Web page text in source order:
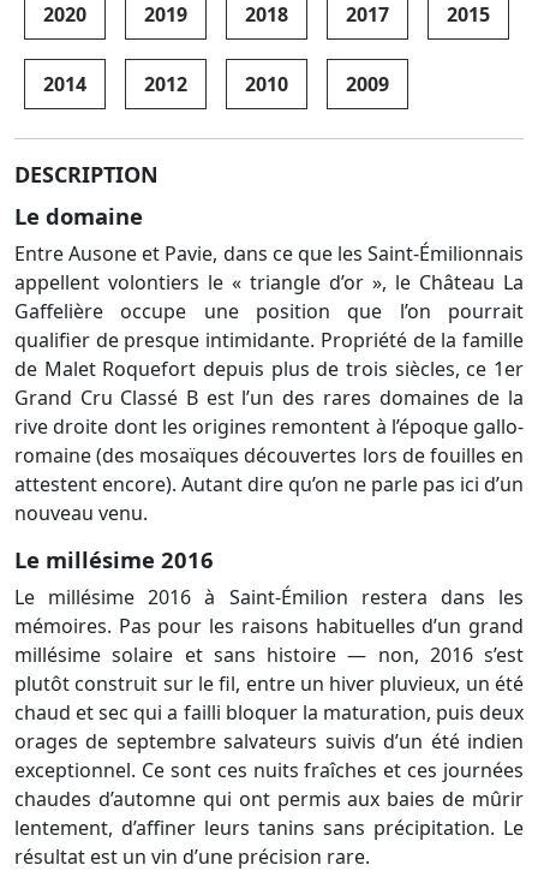
2020 2019 2018 2017 2015
2014 2012 2010 2009
DESCRIPTION
Le domaine
Entre Ausone et Pavie, dans ce que les Saint-Émilionnais
appellent volontiers le « triangle d’or », le Château La
Gaffelière occupe une position que l’on pourrait
qualifier de presque intimidante. Propriété de la famille
de Malet Roquefort depuis plus de trois siècles, ce 1er
Grand Cru Classé B est l’un des rares domaines de la
rive droite dont les origines remontent à l’époque gallo-
romaine (des mosaïques découvertes lors de fouilles en
attestent encore). Autant dire qu’on ne parle pas ici d’un
nouveau venu.
Le millésime 2016
Le millésime 2016 à Saint-Émilion restera dans les
mémoires. Pas pour les raisons habituelles d’un grand
millésime solaire et sans histoire — non, 2016 s’est
plutôt construit sur le fil, entre un hiver pluvieux, un été
chaud et sec qui a failli bloquer la maturation, puis deux
orages de septembre salvateurs suivis d’un été indien
exceptionnel. Ce sont ces nuits fraîches et ces journées
chaudes d’automne qui ont permis aux baies de mûrir
lentement, d’affiner leurs tanins sans précipitation. Le
résultat est un vin d’une précision rare.